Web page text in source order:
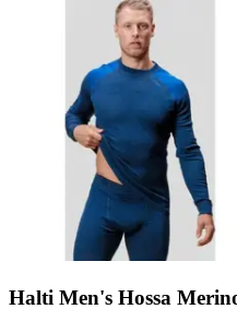
Halti Men's Hossa